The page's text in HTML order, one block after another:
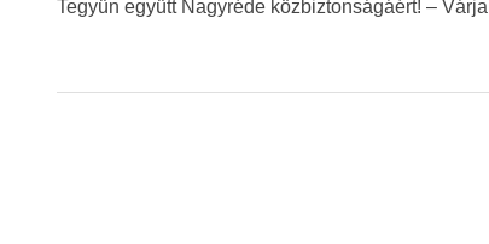
Tegyün együtt Nagyréde közbiztonságáért! –